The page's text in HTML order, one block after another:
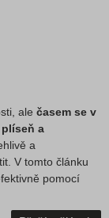
ale časem se v
a
a
V tomto článku
pomocí